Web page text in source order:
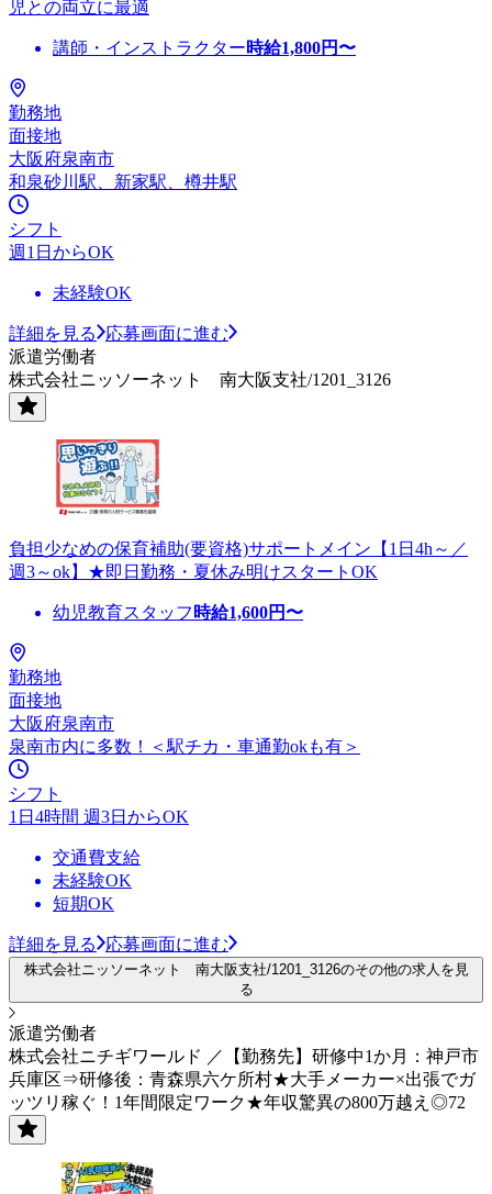
児との両立に最適
講師・インストラクター時給1,800円〜
勤務地
面接地
大阪府泉南市
和泉砂川駅、新家駅、樽井駅
シフト
週1日からOK
未経験OK
詳細を見る
応募画面に進む
派遣労働者
株式会社ニッソーネット 南大阪支社/1201_3126
負担少なめの保育補助(要資格)サポートメイン【1日4h～／
週3～ok】★即日勤務・夏休み明けスタートOK
幼児教育スタッフ 時給1,600円〜
勤務地
面接地
大阪府泉南市
泉南市内に多数！＜駅チカ・車通勤okも有＞
シフト
1日4時間 週3日からOK
交通費支給
未経験OK
短期OK
詳細を見る 応募画面に進む
株式会社ニッソーネット 南大阪支社/1201_3126のその他の求人を見
る
派遣労働者
株式会社ニチギワールド ／【勤務先】研修中1か月：神戸市
兵庫区⇒研修後：青森県六ケ所村★大手メーカー×出張でガ
ッツリ稼ぐ！1年間限定ワーク★年収驚異の800万越え◎72